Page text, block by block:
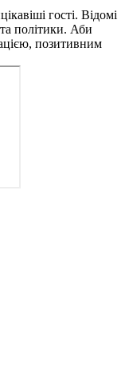
гості. Відомі
політики. Аби
позитивним